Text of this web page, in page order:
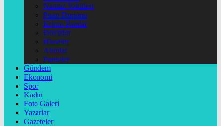
Namaz Vakitleri
Puan Durumu
Kripto Paralar
Dövizler
Hisseler
Altınlar
Pariteler
Gündem
Ekonomi
Spor
Kadın
Foto Galeri
Yazarlar
Gazeteler